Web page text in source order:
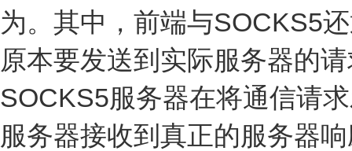
为。其中，前端与SOCKS5
原本要发送到实际服务器的
SOCKS5服务器在将通信请
服务器接收到真正的服务器